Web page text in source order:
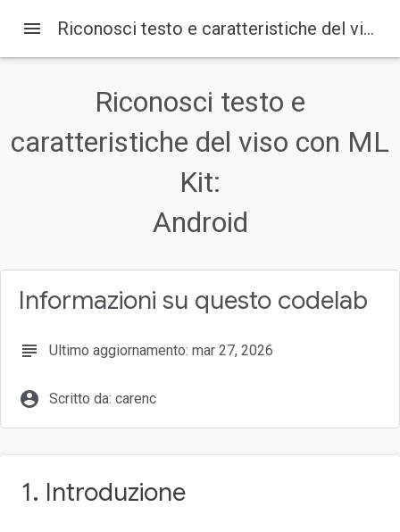
Come funziona?
Che cosa creerai
Cosa imparerai a fare
Che cosa ti serve
menu Riconosci testo e caratteristiche del viso con ML Kit: Android
Riconosci testo e
caratteristiche del viso con ML
Kit:
Android
Informazioni su questo codelab
subject Ultimo aggiornamento: mar 27, 2026
account_circle Scritto da: carenc
1. Introduzione